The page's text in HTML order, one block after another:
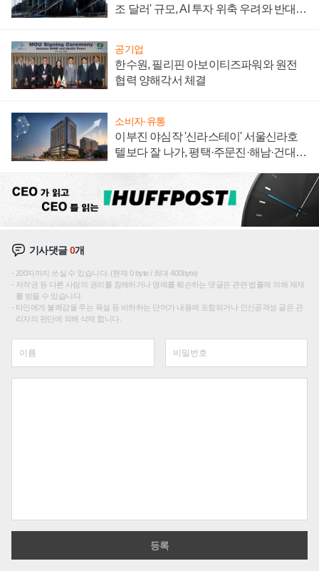
조 달러' 규모, AI 투자 위축 우려와 반대
공기업
한수원, 필리핀 아보이티즈파워와 원전
협력 양해각서 체결
소비자·유통
이부진 야심작 '신라스테이' 서울신라호
텔보다 잘 나가, 평택·주문진·해남·건대로
기사댓글0개
200자까지 쓰실 수 있습니다. (현재 0 byte / 최대 400byte)
저작권 등 다른 사람의 권리를 침해하거나 명예를 훼손하는 댓글은 관련 법률에 의해 제재
를 받을 수 있습니다.
타인에게 불쾌감을 주는 욕설 등 비하하는 단어가 내용에 포함되거나 인신공격성 글은 관
리자의 판단에 의해 삭제 합니다.